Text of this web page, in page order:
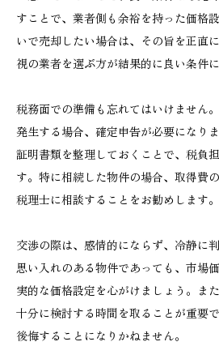
すことで、業者側も余裕を持った価格
いで売却したい場合は、その旨を正直
視の業者を選ぶ方が結果的に良い条件
税務面での準備も忘れてはいけません
発生する場合、確定申告が必要になり
証明書類を整理しておくことで、税負
す。特に相続した物件の場合、取得費
税理士に相談することをお勧めします。
交渉の際は、感情的にならず、冷静に
思い入れのある物件であっても、市場
実的な価格設定を心がけましょう。ま
十分に検討する時間を取ることが重要
後悔することになりかねません。